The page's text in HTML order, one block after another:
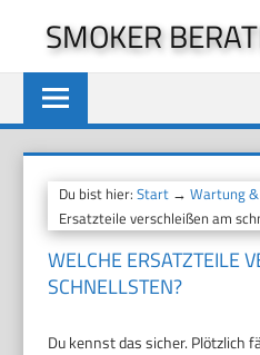
springen
SMOKER
Du bist hier:Start →Wartung
Ersatzteile verschleißen am
WELCHE ERSATZTEILE
CHNELLSTEN?
Du kennst das sicher. Plötzlich